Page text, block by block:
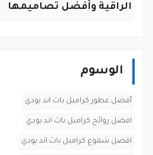
الراقية وأفضل تصاميمها
الوسوم
أفضل عطور كراميل باث اند بودي
افضل روائح كراميل باث اند بودي
افضل شموع كراميل باث اند بودي